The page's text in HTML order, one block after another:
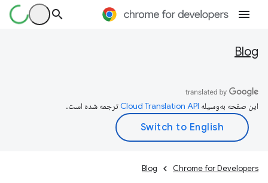
Blog
این صفحه به‌وسیله ترجمه شده است.
Chrome for Developers
Blog